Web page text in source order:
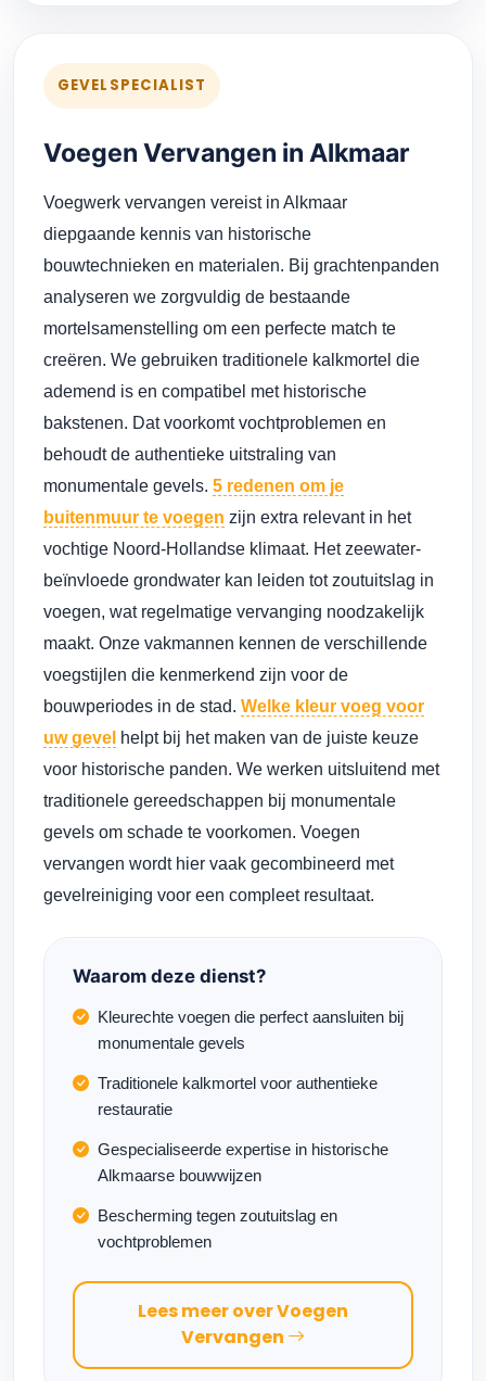
GEVELSPECIALIST
Voegen Vervangen in Alkmaar
Voegwerk vervangen vereist in Alkmaar
diepgaande kennis van historische
bouwtechnieken en materialen. Bij grachtenpanden
analyseren we zorgvuldig de bestaande
mortelsamenstelling om een perfecte match te
creëren. We gebruiken traditionele kalkmortel die
ademend is en compatibel met historische
bakstenen. Dat voorkomt vochtproblemen en
behoudt de authentieke uitstraling van
monumentale gevels.5 redenen om je
buitenmuur te voegen zijn extra relevant in het
vochtige Noord-Hollandse klimaat. Het zeewater-
beïnvloede grondwater kan leiden tot zoutuitslag in
voegen, wat regelmatige vervanging noodzakelijk
maakt. Onze vakmannen kennen de verschillende
voegstijlen die kenmerkend zijn voor de
bouwperiodes in de stad.Welke kleur voeg voor
uw gevel helpt bij het maken van de juiste keuze
voor historische panden. We werken uitsluitend met
traditionele gereedschappen bij monumentale
gevels om schade te voorkomen. Voegen
vervangen wordt hier vaak gecombineerd met
gevelreiniging voor een compleet resultaat.
Waarom deze dienst?
Kleurechte voegen die perfect aansluiten bij
monumentale gevels
Traditionele kalkmortel voor authentieke
restauratie
Gespecialiseerde expertise in historische
Alkmaarse bouwwijzen
Bescherming tegen zoutuitslag en
vochtproblemen
Lees meer over Voegen
Vervangen